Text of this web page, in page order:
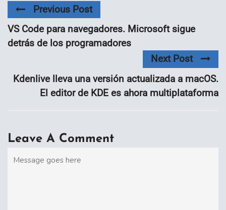
Previous Post
VS Code para navegadores. Microsoft sigue
detrás de los programadores
Next Post
Kdenlive lleva una versión actualizada a macOS.
El editor de KDE es ahora multiplataforma
Leave A Comment